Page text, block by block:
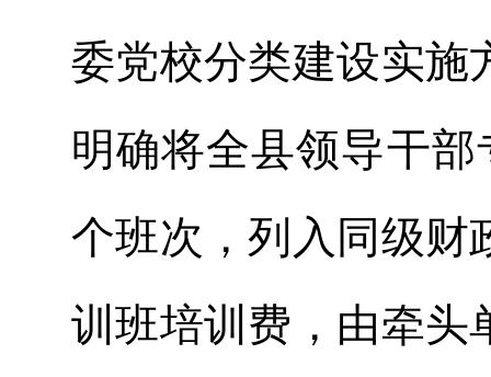
委党校分类建设实施
明确将全县领导干
个班次，列入同级财
训班培训费，由牵头